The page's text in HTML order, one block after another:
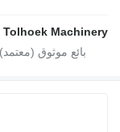
Tolhoek Machinery